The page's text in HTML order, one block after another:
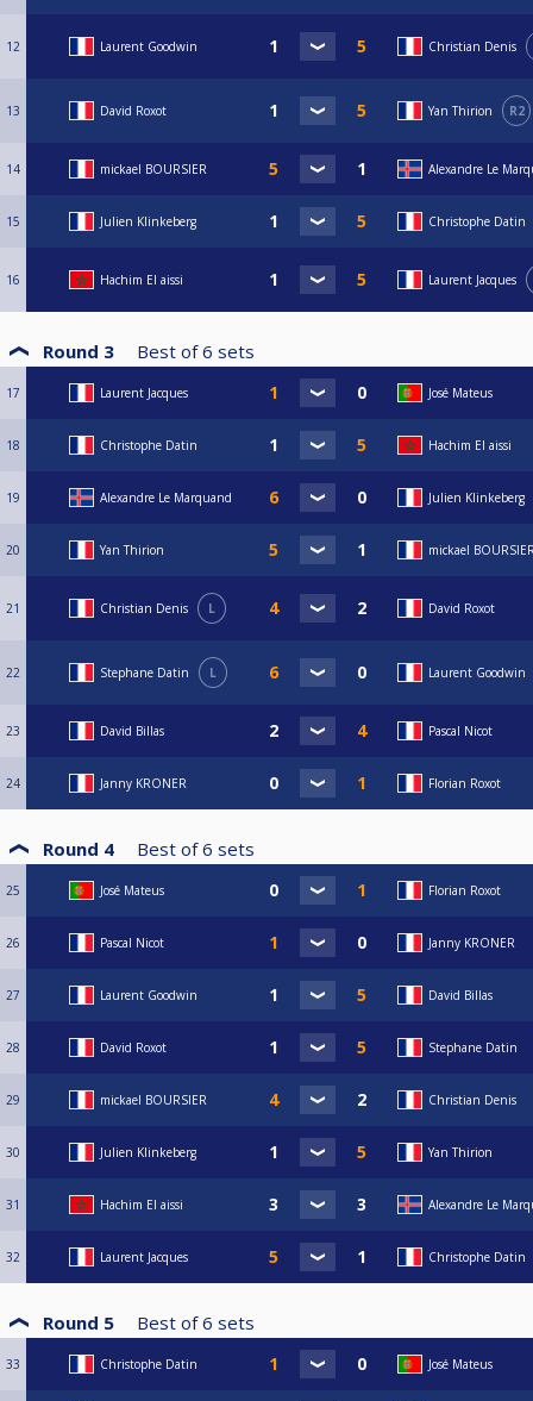
12 Laurent Goodwin Christian Denis
13 David Roxot Yan Thirion R2
14 mickael BOURSIER Alexandre Le
15 Julien Klinkeberg Christophe Datin
16 Hachim El aissi Laurent Jacques
Round 3 Best of6 sets
17 Laurent Jacques José Mateus
18 Christophe Datin Hachim El aissi
19 Alexandre Le Marquand Julien Klinkeberg
20 Yan Thirion mickael
21 Christian Denis L David Roxot
22 Stephane Datin L Laurent Goodwin
23 David Billas Pascal Nicot
24 Janny KRONER Florian Roxot
Round 4 Best of6 sets
25 José Mateus Florian Roxot
26 Pascal Nicot Janny KRONER
27 Laurent Goodwin David Billas
28 David Roxot Stephane Datin
29 mickael BOURSIER Christian Denis
30 Julien Klinkeberg Yan Thirion
31 Hachim El aissi Alexandre Le
32 Laurent Jacques Christophe Datin
Round 5 Best of6 sets
33 Christophe Datin José Mateus